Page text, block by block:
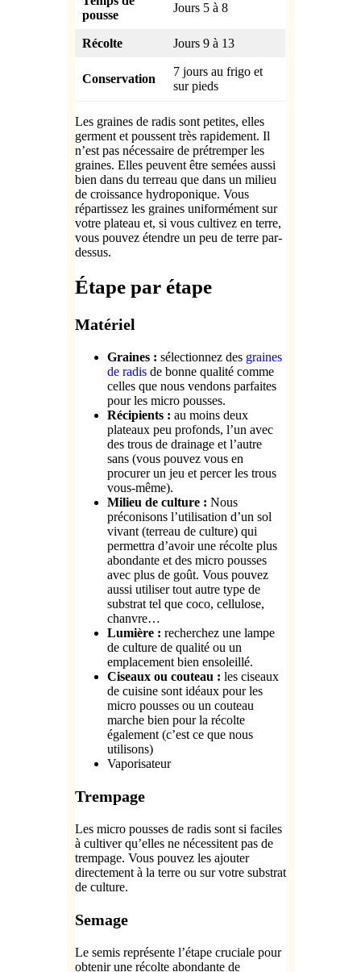
pousse
Jours 5 à 8
Récolte Jours 9 à 13
Conservation
7 jours au frigo et
sur pieds
Les graines de radis sont petites, elles
germent et poussent très rapidement. Il
n’est pas nécessaire de prétremper les
graines. Elles peuvent être semées aussi
bien dans du terreau que dans un milieu
de croissance hydroponique. Vous
répartissez les graines uniformément sur
votre plateau et, si vous cultivez en terre,
vous pouvez étendre un peu de terre par-
dessus.
Étape par étape
Matériel
Graines : sélectionnez des graines
de radis de bonne qualité comme
celles que nous vendons parfaites
pour les micro pousses.
Récipients : au moins deux
plateaux peu profonds, l’un avec
des trous de drainage et l’autre
sans (vous pouvez vous en
procurer un jeu et percer les trous
vous-même).
Milieu de culture : Nous
préconisons l’utilisation d’un sol
vivant (terreau de culture) qui
permettra d’avoir une récolte plus
abondante et des micro pousses
avec plus de goût. Vous pouvez
aussi utiliser tout autre type de
substrat tel que coco, cellulose,
chanvre…
Lumière : recherchez une lampe
de culture de qualité ou un
emplacement bien ensoleillé.
Ciseaux ou couteau : les ciseaux
de cuisine sont idéaux pour les
micro pousses ou un couteau
marche bien pour la récolte
également (c’est ce que nous
utilisons)
Vaporisateur
Trempage
Les micro pousses de radis sont si faciles
à cultiver qu’elles ne nécessitent pas de
trempage. Vous pouvez les ajouter
directement à la terre ou sur votre substrat
de culture.
Semage
Le semis représente l’étape cruciale pour
obtenir une récolte abondante de